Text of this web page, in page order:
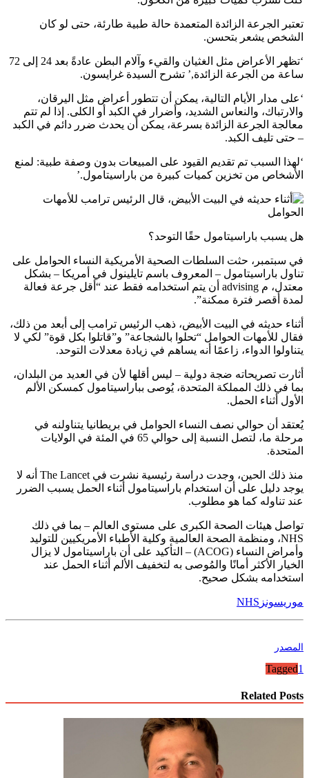
تعتبر الجرعة الزائدة المتعمدة حالة طبية طارئة، حتى لو كان
الشخص يشعر بتحسن.
‘تظهر الأعراض مثل الغثيان والقيء وآلام البطن عادةً بعد 24 إلى 72
ساعة من الجرعة الزائدة,’ تشرح السيدة غرايسون.
‘على مدار الأيام التالية، يمكن أن تتطور أعراض مثل اليرقان،
والارتباك، والنعاس الشديد، وأضرار في الكبد أو الكلى. إذا لم تتم
معالجة الجرعة الزائدة بسرعة، يمكن أن يحدث ضرر دائم في الكبد
– حتى تليف الكبد.
‘لهذا السبب تم تقديم القيود على المبيعات بدون وصفة طبية: لمنع
الأشخاص من تخزين كميات كبيرة من باراسيتامول.’
هل يسبب باراسيتامول حقًا التوحد؟
في سبتمبر، حثت السلطات الصحية الأمريكية النساء الحوامل على
تناول باراسيتامول – المعروف باسم تايلينول في أمريكا – بشكل
معتدل، م advising أن يتم استخدامه فقط عند “أقل جرعة فعالة
لمدة أقصر فترة ممكنة”.
أثناء حديثه في البيت الأبيض، ذهب الرئيس ترامب إلى أبعد من ذلك،
فقال للأمهات الحوامل “تحلوا بالشجاعة” و”قاتلوا بكل قوة” لكي لا
يتناولوا الدواء، زاعمًا أنه يساهم في زيادة معدلات التوحد.
أثارت تصريحاته ضجة دولية – ليس أقلها لأن في العديد من البلدان،
بما في ذلك المملكة المتحدة، يُوصى بباراسيتامول كمسكن الألم
الأول أثناء الحمل.
يُعتقد أن حوالي نصف النساء الحوامل في بريطانيا يتناولنه في
مرحلة ما، لتصل النسبة إلى حوالي 65 في المئة في الولايات
المتحدة.
منذ ذلك الحين، وجدت دراسة رئيسية نشرت في The Lancet أنه لا
يوجد دليل على أن استخدام باراسيتامول أثناء الحمل يسبب الضرر
عند تناوله كما هو مطلوب.
تواصل هيئات الصحة الكبرى على مستوى العالم – بما في ذلك
NHS، ومنظمة الصحة العالمية وكلية الأطباء الأمريكيين للتوليد
وأمراض النساء (ACOG) – التأكيد على أن باراسيتامول لا يزال
الخيار الأكثر أمانًا والمُوصى به لتخفيف الألم أثناء الحمل عند
استخدامه بشكل صحيح.
موريسونز NHS
المصدر
Tagged1
Related Posts